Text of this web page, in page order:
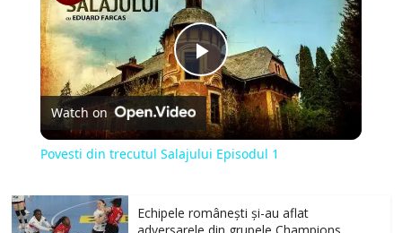
P
l
Watch on
Povesti din trecutul Salajului Episodul 1
Echipele românești și-au aflat
adversarele din grupele Champions